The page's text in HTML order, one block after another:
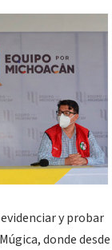
y probar
donde desde